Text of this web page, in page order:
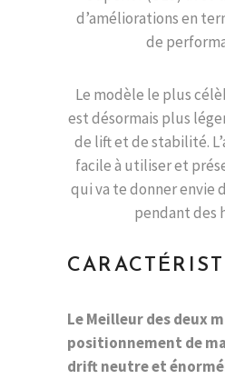
d’améliorations en
de
Le modèle le plus
est désormais plus
de lift et de stabilité.
facile à utiliser et
qui va te donner envie
pendant des
Le Meilleur des deux
positionnement de
drift neutre et